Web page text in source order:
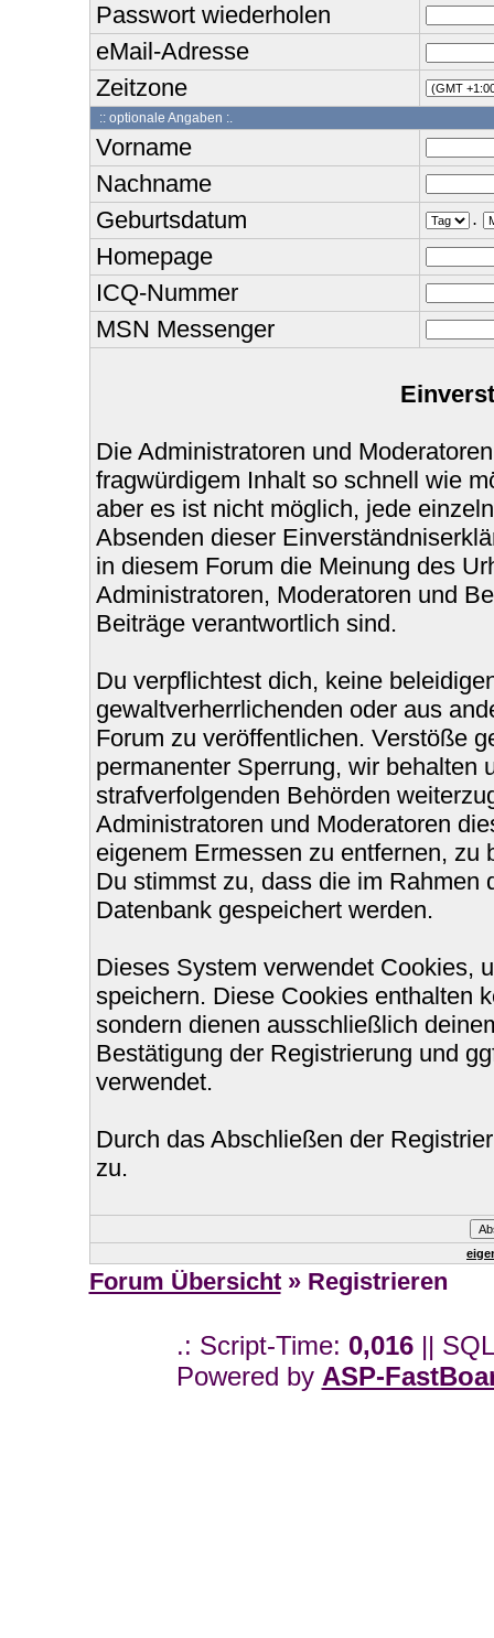
Passwort wiederholen
eMail-Adresse
Zeitzone
:: optionale Angaben :.
Vorname
Nachname
Geburtsdatum
.
Homepage
ICQ-Nummer
MSN Messenger
Die Administratoren und
fragwürdigem Inhalt so schnell wie
aber es ist nicht möglich, jede
Absenden dieser
in diesem Forum die Meinung des
Administratoren, Moderatoren und
Beiträge verantwortlich sind.
Du verpflichtest dich, keine
gewaltverherrlichenden oder aus
Forum zu veröffentlichen. Verstöße
permanenter Sperrung, wir behalten
strafverfolgenden Behörden
Administratoren und Moderatoren
eigenem Ermessen zu entfernen, zu
Du stimmst zu, dass die im Rahmen
Datenbank gespeichert werden.
Dieses System verwendet Cookies,
speichern. Diese Cookies enthalten
sondern dienen ausschließlich
Bestätigung der Registrierung und
verwendet.
Durch das Abschließen der
zu.
Forum Übersicht» Registrieren
.: Script-Time: 0,016||
Powered by ASP-